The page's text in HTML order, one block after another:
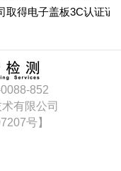
取得电子盖板3C认证证
852
有限公司
号】